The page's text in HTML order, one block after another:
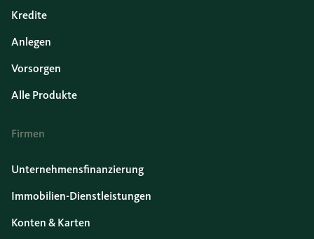
Kredite
Anlegen
Vorsorgen
Alle Produkte
Firmen
Unternehmensfinanzierung
Immobilien-Dienstleistungen
Konten & Karten